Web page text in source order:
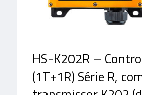
HS-K202R –
(1T+1R) Série R,